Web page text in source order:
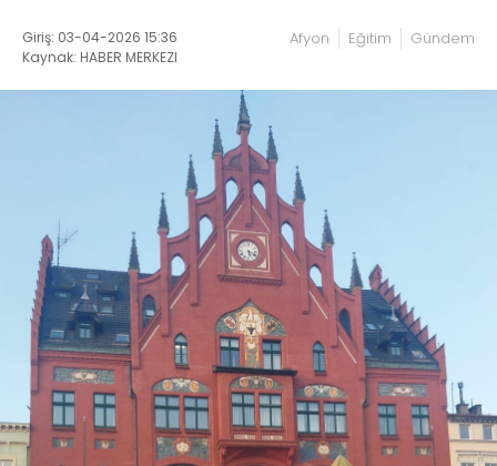
Giriş: 03-04-2026 15:36
Kaynak: HABER MERKEZI
Afyon Eğitim Gündem